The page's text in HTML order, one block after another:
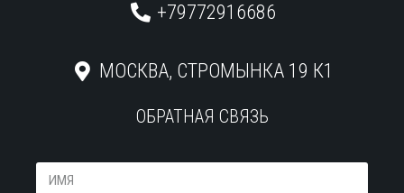
+79772916686
МОСКВА, СТРОМЫНКА 19 К1
ОБРАТНАЯ СВЯЗЬ